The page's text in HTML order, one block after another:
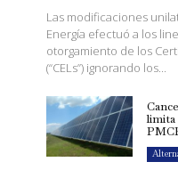
Las modificaciones
Energía efectuó a los
otorgamiento de los
(“CELs”) ignorando los...
limita